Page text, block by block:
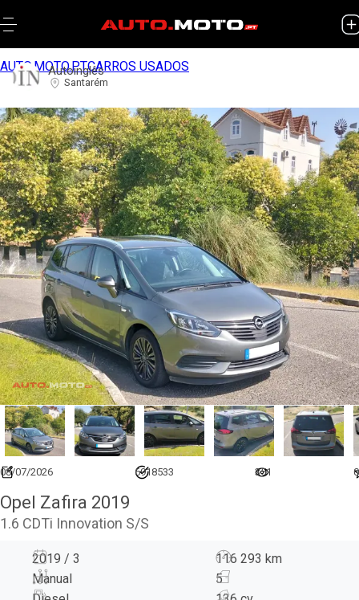
AUTO.MOTO.PTCARROS USADOS
08/07/2026 6918533 351 0
Opel Zafira 2019
1.6 CDTi Innovation S/S
2019 / 3
116 293 km
Manual
5
Autoinglês
Santarém